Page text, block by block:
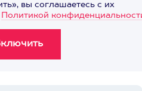
вы соглашаетесь с их
Политикой